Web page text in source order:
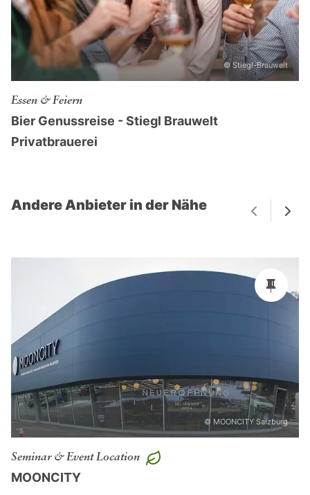
© Stiegl-Brauwelt
Essen & Feiern
Bier Genussreise - Stiegl Brauwelt
Privatbrauerei
Andere Anbieter in der Nähe
© MOONCITY Salzburg
Seminar & Event Location
MOONCITY